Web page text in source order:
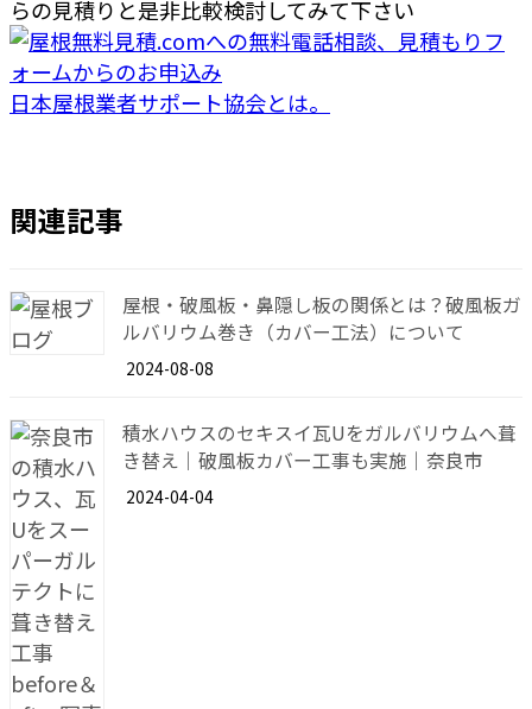
日本屋根業者サポート協会とは。
関連記事
屋根・破風板・鼻隠し板の関係とは？破風板ガ
ルバリウム巻き（カバー工法）について
2024-08-08
積水ハウスのセキスイ瓦Uをガルバリウムへ葺
き替え｜破風板カバー工事も実施｜奈良市
2024-04-04